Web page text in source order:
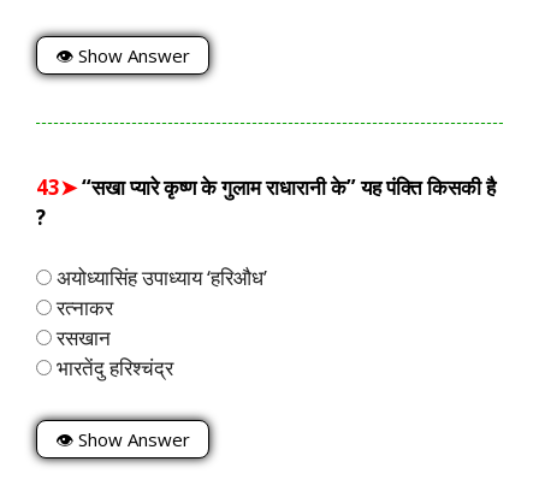
👁 Show Answer
43➤“सखा प्यारे कृष्ण के गुलाम राधारानी के” यह पंक्ति किसकी है
?
अयोध्यासिंह उपाध्याय ‘हरिऔध’
रत्नाकर
रसखान
भारतेंदु हरिश्चंद्र
👁 Show Answer